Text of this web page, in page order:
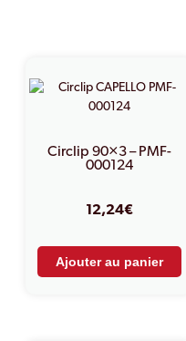
Circlip 90×3 – PMF-
000124
12,24€
Ajouter au panier